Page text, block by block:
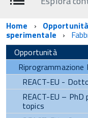
Home Opportunità
sperimentale
Opportunità
Riprogrammazione
REACT-EU -
REACT-EU –
topics